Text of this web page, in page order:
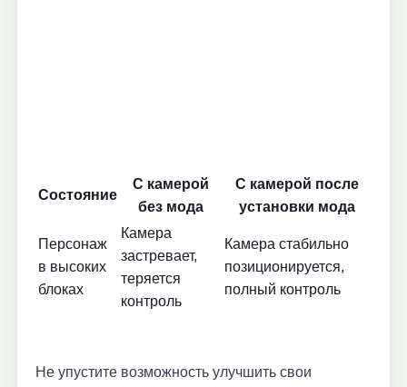
Состояние
С камерой
без мода
С камерой после
установки мода
Персонаж
в высоких
блоках
Камера
застревает,
теряется
контроль
Камера стабильно
позиционируется,
полный контроль
Не упустите возможность улучшить свои